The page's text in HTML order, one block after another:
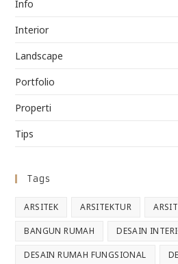
Info
Interior
Landscape
Portfolio
Properti
Tips
Tags
ARSITEK ARSITEKTUR
BANGUN RUMAH DESAIN
DESAIN RUMAH FUNGSIONAL